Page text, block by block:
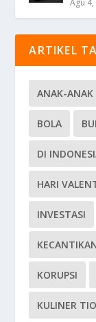
ARTIKEL
ANAK-ANAK
BOLA
DI
HARI
INVESTASI
KORUPSI
KULINER